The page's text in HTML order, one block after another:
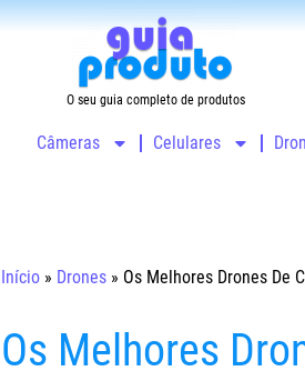
O seu guia completo de produtos
Câmeras Celulares
Início » Drones » Os Melhores Drones De
Os Melhores